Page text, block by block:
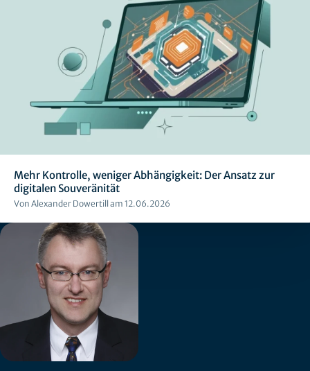
Mehr Kontrolle, weniger Abhängigkeit: Der Ansatz zur
digitalen Souveränität
Von Alexander Dowertill am 12.06.2026